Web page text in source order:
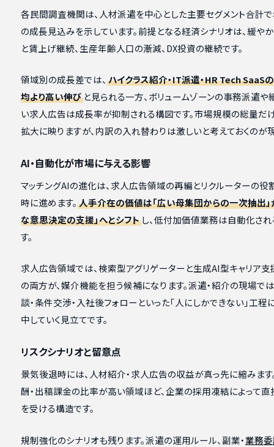
各民間調査機関は、人材派遣を中心とした主要セグメント合計
の成長見込みを示しています。前提となる経済シナリオは、緩や
と賃上げ継続、生産年齢人口の漸減、DX投資の継続です。
領域別の成長差では、 ハイクラス紹介・IT派遣・HR Tech SaaS
均より高い伸びと見られる一方、ボリュームゾーンの事務派遣
い求人広告は成長率が抑制される構図です。市場規模の総量だ
拡大に映りますが、内訳の入れ替わりは激しいと考えておくのが
AI・自動化が市場に与える影響
マッチングAIの進化は、求人広告領域の再編とリクルーターの役
時に進めます。 人手介在の価値は「広い母集団からの一次抽出」
な意思決定の支援」へとシフトし、低付加価値業務は自動化さ
す。
求人広告領域では、検索型アグリゲーターと生成AI型キャリア
の両方が、媒介機能を担う候補になります。派遣・紹介の現場で
談・条件交渉・入社後フォローといった「人にしかできない」工程
中していく見立てです。
リスクシナリオと留意点
景気後退時には、人材紹介・求人広告の収益が真っ先に縮みます
酬・出稿課金の比率が高い領域ほど、企業の採用凍結によって
を受ける構造です。
規制強化のシナリオも残ります。派遣の運用ルール、副業・業務